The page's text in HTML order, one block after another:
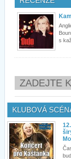
s
ZADEJTE
KLUBOVÁ